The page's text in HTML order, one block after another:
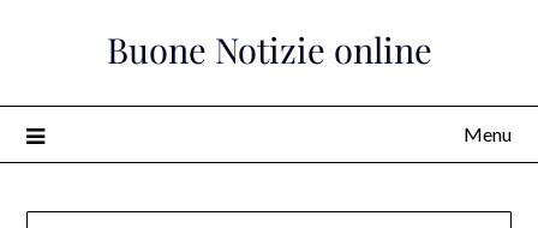
Buone Notizie online
Menu